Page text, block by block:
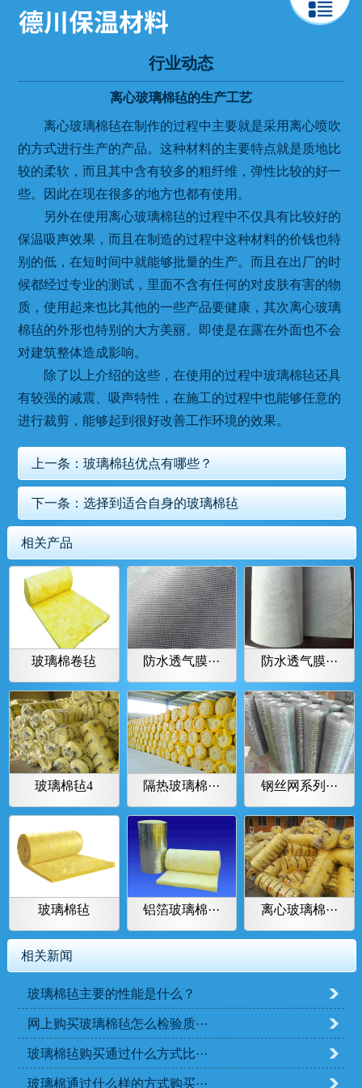
行业动态
离心玻璃棉毡的生产工艺
离心玻璃棉毡在制作的过程中主要就是采用离心喷吹
的方式进行生产的产品。这种材料的主要特点就是质地比
较的柔软，而且其中含有较多的粗纤维，弹性比较的好一
些。因此在现在很多的地方也都有使用。
另外在使用离心玻璃棉毡的过程中不仅具有比较好的
保温吸声效果，而且在制造的过程中这种材料的价钱也特
别的低，在短时间中就能够批量的生产。而且在出厂的时
候都经过专业的测试，里面不含有任何的对皮肤有害的物
质，使用起来也比其他的一些产品要健康，其次离心玻璃
棉毡的外形也特别的大方美丽。即使是在露在外面也不会
对建筑整体造成影响。
除了以上介绍的这些，在使用的过程中玻璃棉毡还具
有较强的减震、吸声特性，在施工的过程中也能够任意的
进行裁剪，能够起到很好改善工作环境的效果。
上一条：玻璃棉毡优点有哪些？
下一条：选择到适合自身的玻璃棉毡
相关产品
玻璃棉卷毡 防水透气膜··· 防水透气膜···
玻璃棉毡4 隔热玻璃棉··· 钢丝网系列···
玻璃棉毡 铝箔玻璃棉··· 离心玻璃棉···
相关新闻
玻璃棉毡主要的性能是什么？
网上购买玻璃棉毡怎么检验质···
玻璃棉毡购买通过什么方式比···
玻璃棉通过什么样的方式购买···